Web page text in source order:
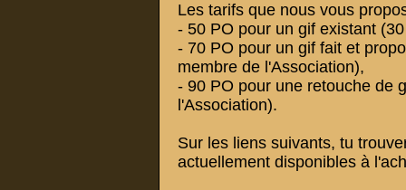
Les tarifs que nous vous
- 50 PO pour un gif existant
- 70 PO pour un gif fait et
membre de l'Association),
- 90 PO pour une retouche de
l'Association).
Sur les liens suivants, tu
actuellement disponibles à